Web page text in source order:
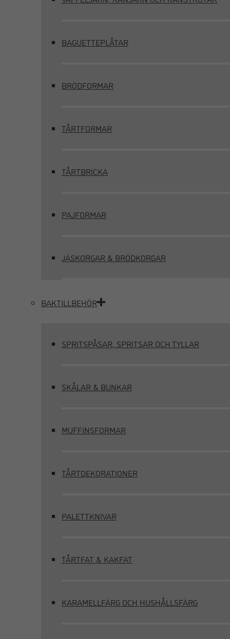
BAGUETTEPLÅTAR
BRÖDFORMAR
TÅRTFORMAR
TÅRTBRICKA
PAJFORMAR
JÄSKORGAR & BRÖDKORGAR
BAKTILLBEHÖR
SPRITSPÅSAR, SPRITSAR OCH TYLLAR
SKÅLAR & BUNKAR
MUFFINSFORMAR
TÅRTDEKORATIONER
PALETTKNIVAR
TÅRTFAT & KAKFAT
KARAMELLFÄRG OCH HUSHÅLLSFÄRG